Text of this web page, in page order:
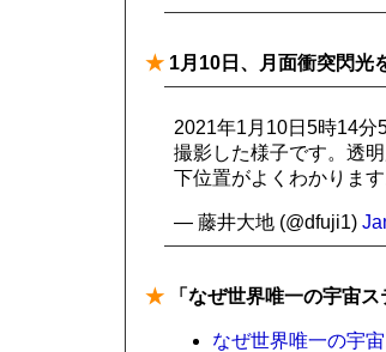
★ 1月10日、月面衝突閃光
2021年1月10日5時14分
撮影した様子です。透
下位置がよくわかります
— 藤井大地 (@dfuji1)
★ 「なぜ世界唯一の宇宙
なぜ世界唯一の宇